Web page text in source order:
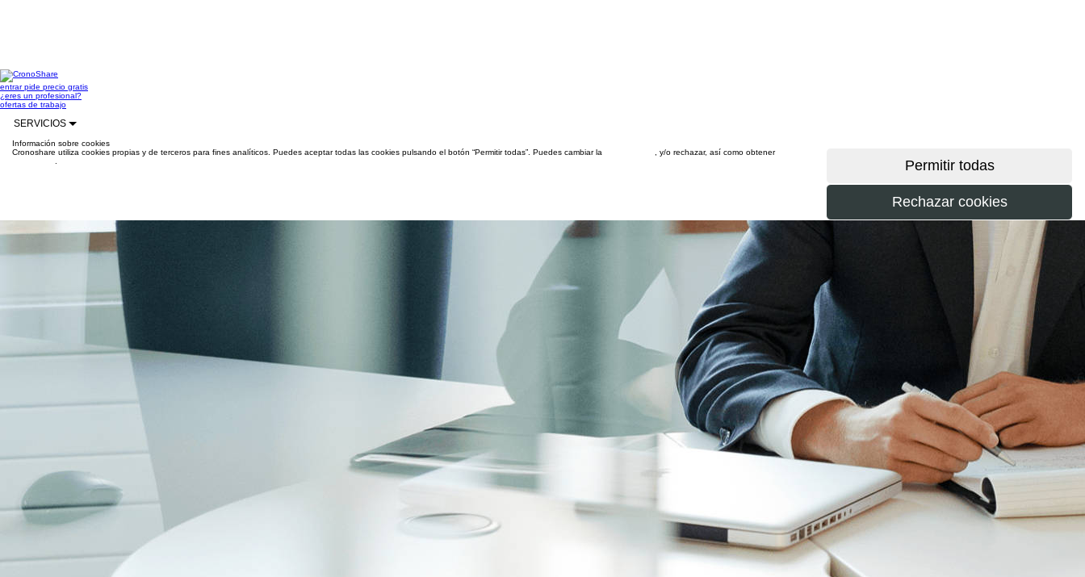
entrarpide precio gratis
¿eres un profesional?
ofertas de trabajo
SERVICIOS
Información sobre cookies
Cronoshare utiliza cookies propias y de terceros para fines analíticos. Puedes aceptar todas las cookies pulsando el botón “Permitir todas”. Puedes cambiar la
, y/o rechazar, así como obtener